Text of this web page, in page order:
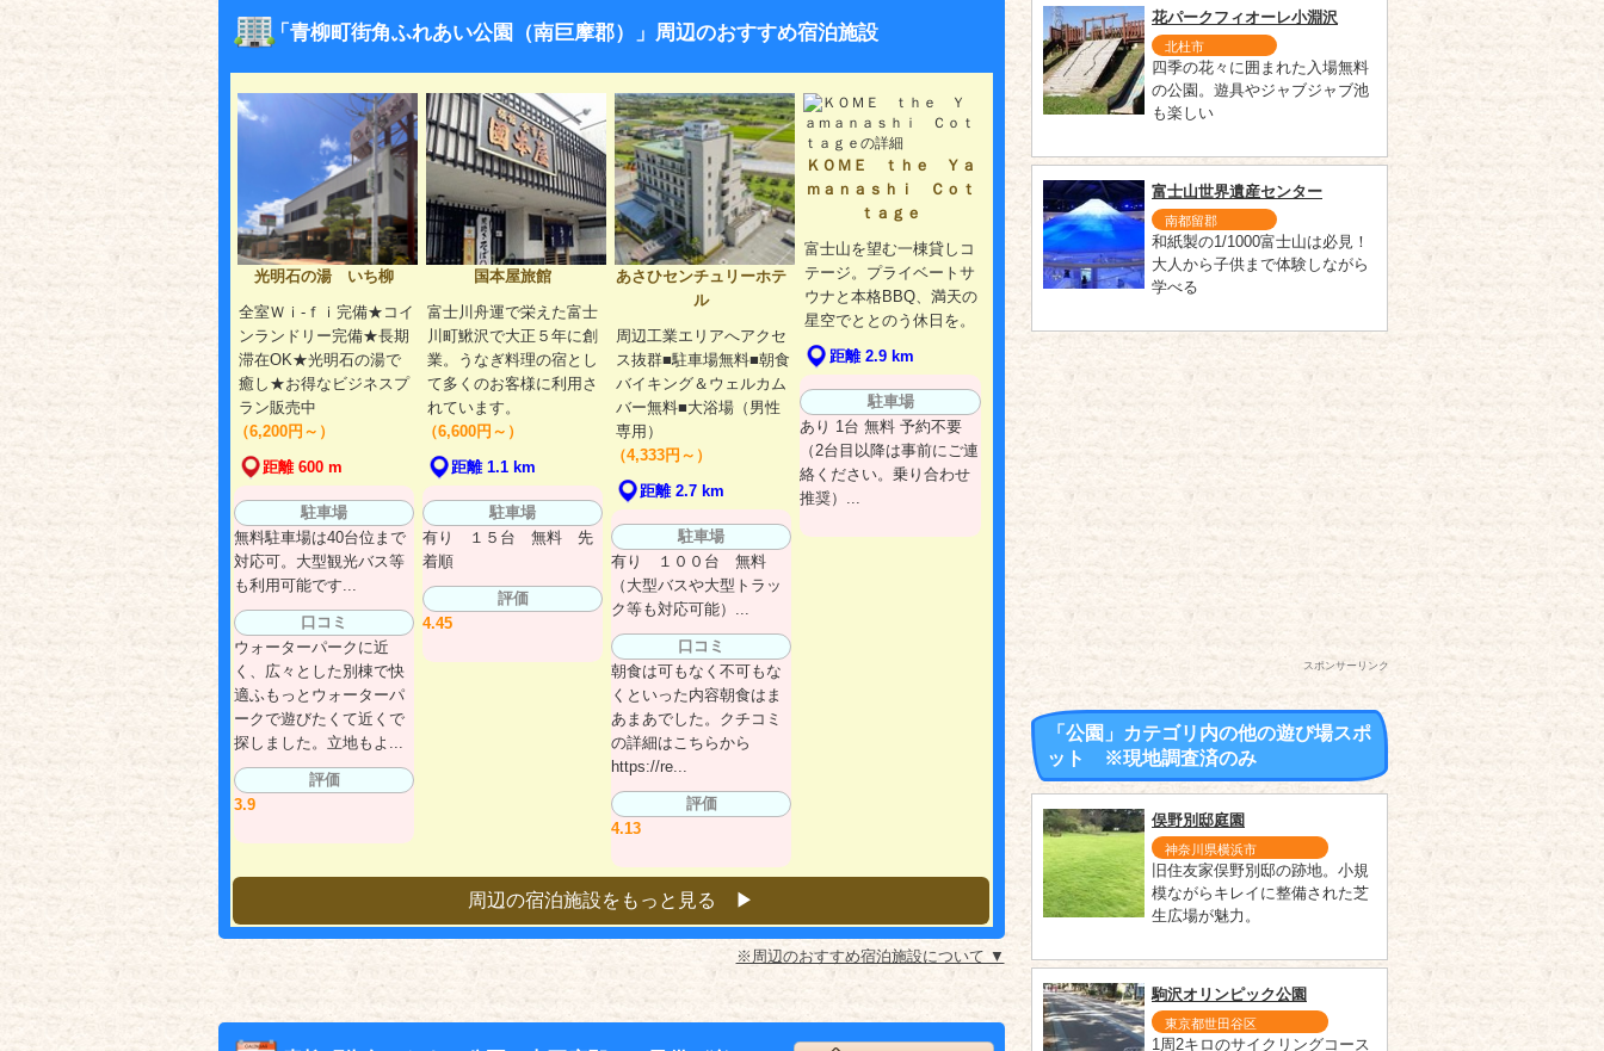
「青柳町街角ふれあい公園（南巨摩郡）」周辺のおすすめ宿泊施設
光明石の湯 いち柳
全室Ｗｉ-ｆｉ完備★コイ
ンランドリー完備★長期
滞在OK★光明石の湯で
癒し★お得なビジネスプ
ラン販売中
（6,200円～）
距離 600 m
駐車場
無料駐車場は40台位まで
対応可。大型観光バス等
も利用可能です...
口コミ
ウォーターパークに近
く、広々とした別棟で快
適ふもっとウォーターパ
ークで遊びたくて近くで
探しました。立地もよ...
評価
3.9
国本屋旅館
富士川舟運で栄えた富士
川町鰍沢で大正５年に創
業。うなぎ料理の宿とし
て多くのお客様に利用さ
れています。
（6,600円～）
距離 1.1 km
駐車場
有り １５台 無料 先
着順
評価
4.45
あさひセンチュリーホテ
ル
周辺工業エリアへアクセ
ス抜群■駐車場無料■朝食
バイキング＆ウェルカム
バー無料■大浴場（男性
専用）
（4,333円～）
距離 2.7 km
駐車場
有り １００台 無料
（大型バスや大型トラッ
ク等も対応可能）...
口コミ
朝食は可もなく不可もな
くといった内容朝食はま
あまあでした。クチコミ
の詳細はこちらから
https://re...
評価
4.13
ＫＯＭＥ ｔｈｅ Ｙａ
ｍａｎａｓｈｉ Ｃｏｔ
ｔａｇｅ
富士山を望む一棟貸しコ
テージ。プライベートサ
ウナと本格BBQ、満天の
星空でととのう休日を。
距離 2.9 km
駐車場
あり 1台 無料 予約不要
（2台目以降は事前にご連
絡ください。乗り合わせ
推奨）...
周辺の宿泊施設をもっと見る ▶︎
※周辺のおすすめ宿泊施設について ▼
花パークフィオーレ小淵沢
北杜市
四季の花々に囲まれた入場無料
の公園。遊具やジャブジャブ池
も楽しい
富士山世界遺産センター
南都留郡
和紙製の1/1000富士山は必見！
大人から子供まで体験しながら
学べる
スポンサーリンク
「公園」カテゴリ内の他の遊び場スポ
ット ※現地調査済のみ
俣野別邸庭園
神奈川県横浜市
旧住友家俣野別邸の跡地。小規
模ながらキレイに整備された芝
生広場が魅力。
駒沢オリンピック公園
東京都世田谷区
1周2キロのサイクリングコース